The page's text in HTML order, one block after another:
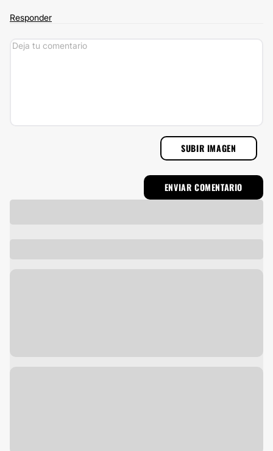
Responder
SUBIR IMAGEN